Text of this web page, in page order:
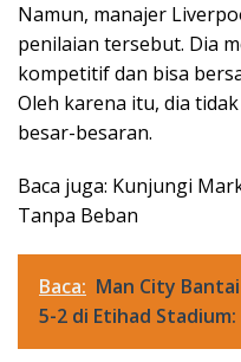
Namun, manajer
penilaian tersebut. Dia
kompetitif dan bisa
Oleh karena itu, dia
besar-besaran.
Baca juga: Kunjungi
Tanpa Beban
Baca: Man City
5-2 di Etihad